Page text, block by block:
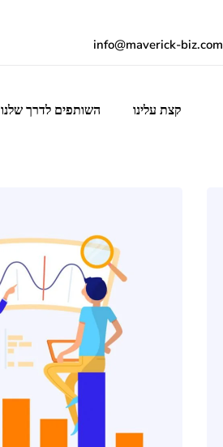
info@maverick-biz.com
קצת עלינו השותפים לדרך שלנו